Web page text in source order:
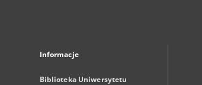
Informacje
Biblioteka Uniwersytetu